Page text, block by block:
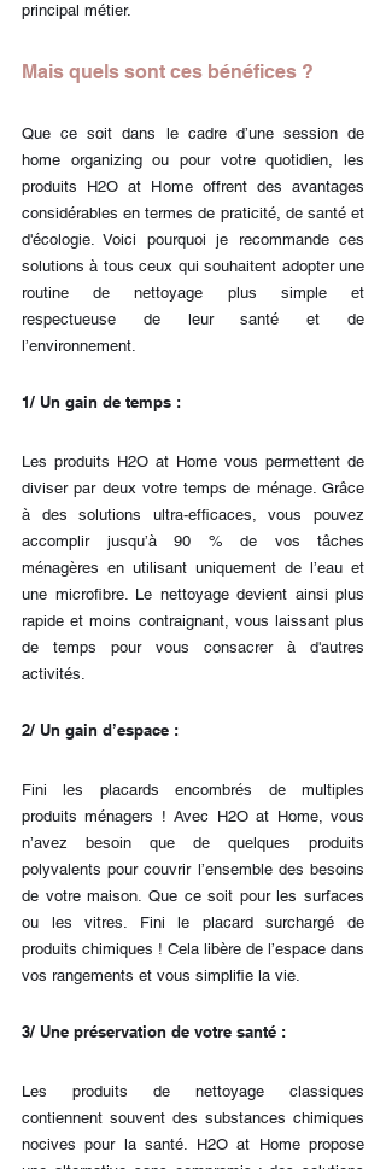
principal métier.
Mais quels sont ces bénéfices ?
Que ce soit dans le cadre d’une session de
home organizing ou pour votre quotidien, les
produits H2O at Home offrent des avantages
considérables en termes de praticité, de santé et
d'écologie. Voici pourquoi je recommande ces
solutions à tous ceux qui souhaitent adopter une
routine de nettoyage plus simple et
respectueuse de leur santé et de
l’environnement.
1/ Un gain de temps :
Les produits H2O at Home vous permettent de
diviser par deux votre temps de ménage. Grâce
à des solutions ultra-efficaces, vous pouvez
accomplir jusqu’à 90 % de vos tâches
ménagères en utilisant uniquement de l’eau et
une microfibre. Le nettoyage devient ainsi plus
rapide et moins contraignant, vous laissant plus
de temps pour vous consacrer à d'autres
activités.
2/ Un gain d’espace :
Fini les placards encombrés de multiples
produits ménagers ! Avec H2O at Home, vous
n’avez besoin que de quelques produits
polyvalents pour couvrir l’ensemble des besoins
de votre maison. Que ce soit pour les surfaces
ou les vitres. Fini le placard surchargé de
produits chimiques ! Cela libère de l’espace dans
vos rangements et vous simplifie la vie.
3/ Une préservation de votre santé :
Les produits de nettoyage classiques
contiennent souvent des substances chimiques
nocives pour la santé. H2O at Home propose